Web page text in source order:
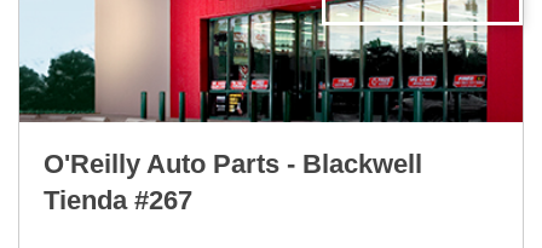
O'Reilly Auto Parts - Blackwell
Tienda #267